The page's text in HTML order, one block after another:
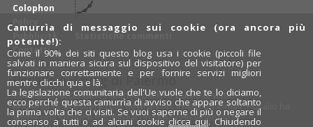
Colophon
Policy
Pubblicità
Contatti
Statistiche commenti
Rosalio è il blog di Palermo
754 autoriraccontano Palermo dal loro punto di vista.
Anche tu puoi essere uno degli autori: inviaci un' e-mail. Rosalio ha
anche una sezionefotobloge una sezionevideoblog.
Camurrìa di messaggio sui cookie (ora ancora più
potente!):
Come il 90% dei siti questo blog usa i cookie (piccoli file
salvati in maniera sicura sul dispositivo del visitatore) per
funzionare correttamente e per fornire servizi migliori
mentre clicchi qua e là.
La legislazione comunitaria dell'Ue vuole che te lo diciamo,
ecco perché questa camurrìa di avviso che appare soltanto
la prima volta che ci visiti. Se vuoi saperne di più o negare il
consenso a tutti o ad alcuni cookie clicca qui. Chiudendo